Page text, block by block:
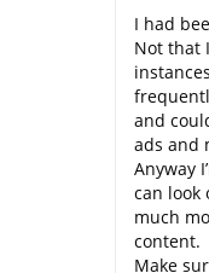
I had
Not that
and
ads and
Anyway
can look
much
content.
Make